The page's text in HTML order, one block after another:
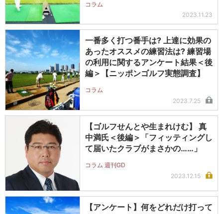
コラム
2023.11.23
一番多く打つ番手は? 上達に効果の
あったオススメの練習法は? 練習場
の利用に関するアンケート結果＜後
編＞【ニッポンゴルフ実態調査】
コラム
2023.7.25
【ゴルフせんとや生まれけむ】 真
中満氏＜後編＞「フィッティングし
て届いたクラブがまさかの……」
コラム 週刊GD
2023.12.15
【アンケート】何をどれだけ打って